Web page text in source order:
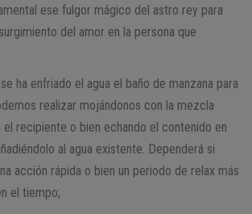
ese fulgor mágico del astro rey para
del amor en la persona que
ha enfriado el agua el baño de manzana para
realizar mojándonos con la mezcla
el recipiente o bien echando el contenido en
al agua existente. Dependerá si
acción rápida o bien un periodo de relax más
el tiempo;